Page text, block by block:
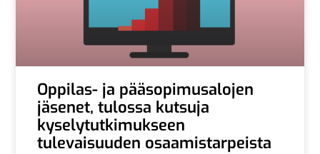
Oppilas- ja pääsopimusalojen
jäsenet, tulossa kutsuja
kyselytutkimukseen
tulevaisuuden osaamistarpeista